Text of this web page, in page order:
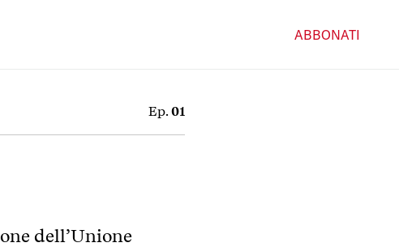
ABBONATI
Ep. 01
dell’Unione